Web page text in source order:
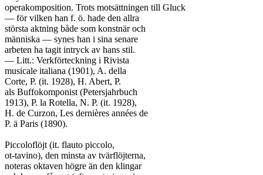
operakomposition. Trots motsättningen till Gluck
— för vilken han f. ö. hade den allra
största aktning både som konstnär och
människa — synes han i sina senare
arbeten ha tagit intryck av hans stil.
— Litt.: Verkförteckning i Rivista
musicale italiana (1901), A. della
Corte, P. (it. 1928), H. Abert, P.
als Buffokomponist (Petersjahrbuch
1913), P. la Rotella, N. P. (it. 1928),
H. de Curzon, Les dernières années de
P. ä Paris (1890).
Piccoloflöjt (it. flauto piccolo,
ot-tavino), den minsta av tvärflöjterna,
noteras oktaven högre än den klingar